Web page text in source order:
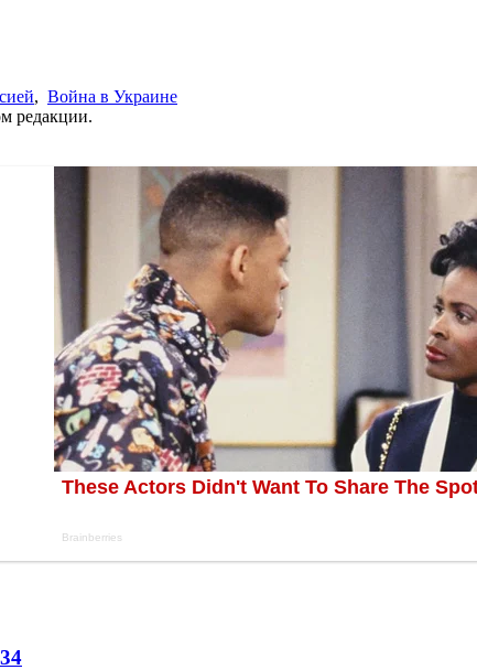
, Война в Украине
редакции.